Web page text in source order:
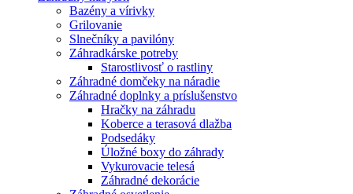
Bazény a vírivky
Grilovanie
Slnečníky a pavilóny
Záhradkárske potreby
Starostlivosť o rastliny
Záhradné domčeky na náradie
Záhradné doplnky a príslušenstvo
Hračky na záhradu
Koberce a terasová dlažba
Podsedáky
Úložné boxy do záhrady
Vykurovacie telesá
Záhradné dekorácie